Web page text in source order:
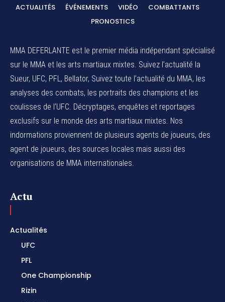
ACTUALITÉS ÉVÉNEMENTS VIDÉO
COMBATTANTS
PRONOSTICS
MMA DEFERLANTE est le premier média indépendant spécialisé
sur le MMA et les arts martiaux mixtes. Suivez l’actualité la
Sueur, UFC, PFL, Bellator, Suivez toute l’actualité du MMA, les
analyses des combats, les portraits des champions et les
coulisses de l’UFC. Décryptages, enquêtes et reportages
exclusifs sur le monde des arts martiaux mixtes. Nos
indormations proviennent de plusieurs agents de joueurs, des
agent de joueurs, des sources locales mais aussi des
organisations de MMA internationales.
Actu
Actualités
UFC
PFL
One Championship
Rizin